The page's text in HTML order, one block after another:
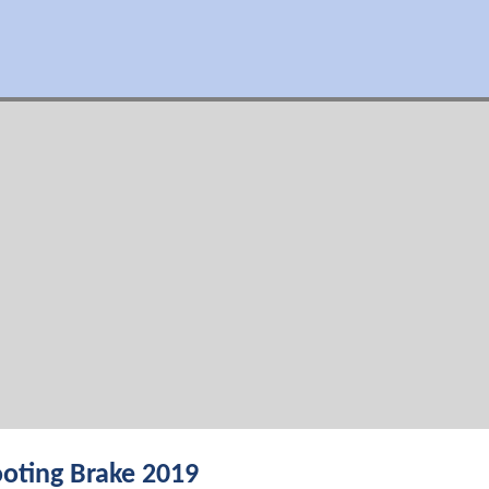
Brake 2019